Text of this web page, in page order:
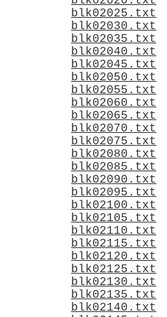
blk02025.txt
blk02030.txt
blk02035.txt
blk02040.txt
blk02045.txt
blk02050.txt
blk02055.txt
blk02060.txt
blk02065.txt
blk02070.txt
blk02075.txt
blk02080.txt
blk02085.txt
blk02090.txt
blk02095.txt
blk02100.txt
blk02105.txt
blk02110.txt
blk02115.txt
blk02120.txt
blk02125.txt
blk02130.txt
blk02135.txt
blk02140.txt